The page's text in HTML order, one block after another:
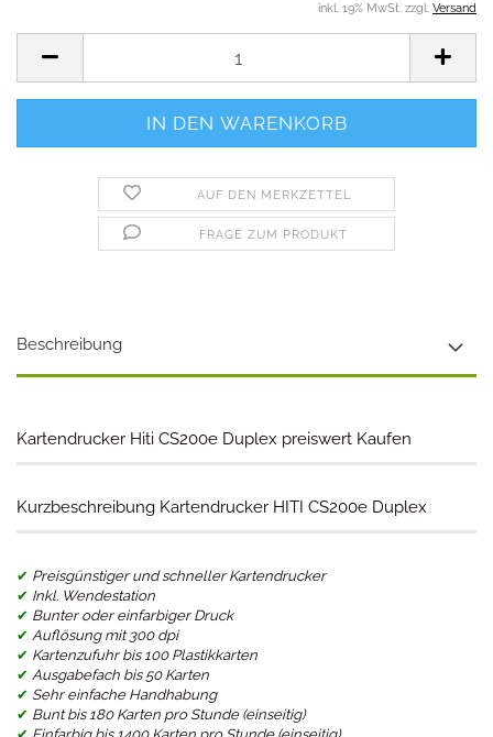
inkl. 19% MwSt. zzgl. Versand
AUF DEN MERKZETTEL
FRAGE ZUM PRODUKT
Beschreibung
Kartendrucker Hiti CS200e Duplex preiswert Kaufen
Kurzbeschreibung Kartendrucker HITI CS200e Duplex
✔ Preisgünstiger und schneller Kartendrucker
✔ Inkl. Wendestation
✔ Bunter oder einfarbiger Druck
✔ Auflösung mit 300 dpi
✔ Kartenzufuhr bis 100 Plastikkarten
✔ Ausgabefach bis 50 Karten
✔ Sehr einfache Handhabung
✔ Bunt bis 180 Karten pro Stunde (einseitig)